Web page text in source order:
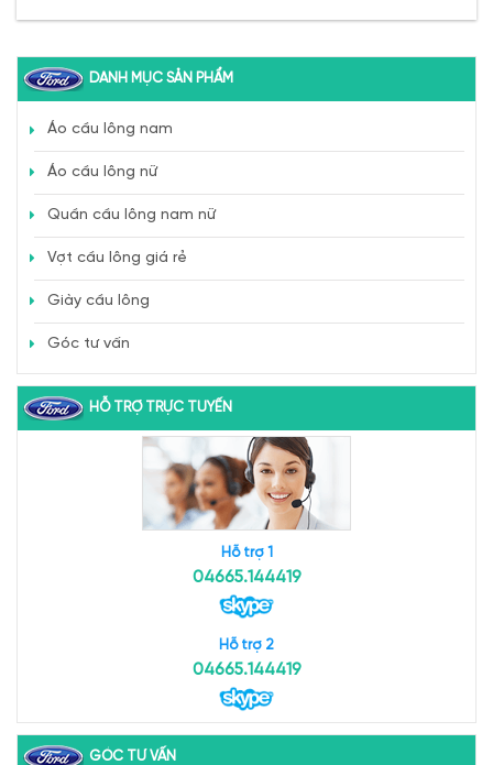
DANH MỤC SẢN PHẨM
Áo cầu lông nam
Áo cầu lông nữ
Quần cầu lông nam nữ
Vợt cầu lông giá rẻ
Giày cầu lông
Góc tư vấn
HỖ TRỢ TRỰC TUYẾN
Hỗ trợ 1
04665.144419
Hỗ trợ 2
04665.144419
GÓC TƯ VẤN